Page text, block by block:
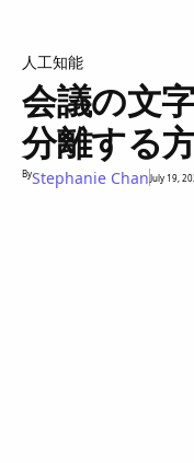
人工知能
会議の文
分離する
ByStephanie ChanJuly 19,